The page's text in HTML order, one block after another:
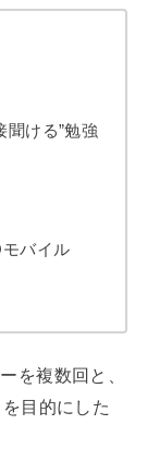
聞ける”勉強
バイル
を複数回と、
目的にした